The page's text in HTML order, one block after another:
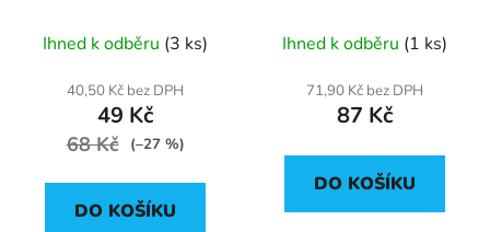
Ihned k odběru (3 ks)
40,50 Kč bez DPH
49 Kč
68 Kč (–27 %)
DO KOŠÍKU
Ihned k odběru (1 ks)
71,90 Kč bez DPH
87 Kč
DO KOŠÍKU